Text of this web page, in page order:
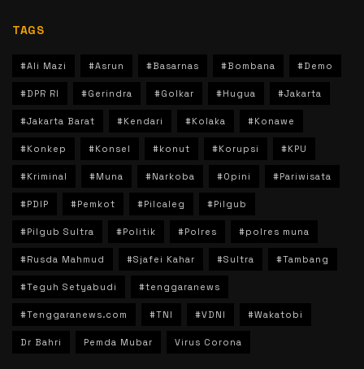
TAGS
#Ali Mazi #Asrun #Basarnas #Bombana #Demo
#DPR RI #Gerindra #Golkar #Hugua #Jakarta
#Jakarta Barat #Kendari #Kolaka #Konawe
#Konkep #Konsel #konut #Korupsi #KPU
#Kriminal #Muna #Narkoba #Opini #Pariwisata
#PDIP #Pemkot #Pilcaleg #Pilgub
#Pilgub Sultra #Politik #Polres #polres muna
#Rusda Mahmud #Sjafei Kahar #Sultra #Tambang
#Teguh Setyabudi #tenggaranews
#Tenggaranews.com #TNI #VDNI #Wakatobi
Dr Bahri Pemda Mubar Virus Corona